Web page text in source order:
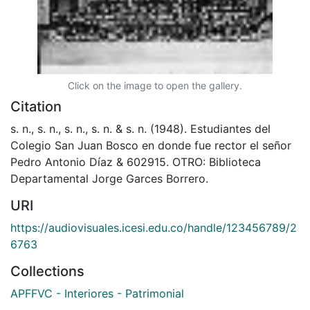
Click on the image to open the gallery.
Citation
s. n., s. n., s. n., s. n. & s. n. (1948). Estudiantes del
Colegio San Juan Bosco en donde fue rector el señor
Pedro Antonio Díaz & 602915. OTRO: Biblioteca
Departamental Jorge Garces Borrero.
URI
https://audiovisuales.icesi.edu.co/handle/123456789/2
6763
Collections
APFFVC - Interiores - Patrimonial